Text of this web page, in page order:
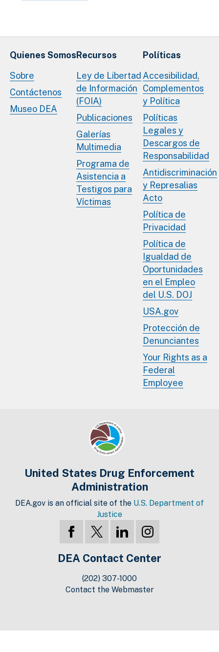
Quienes Somos
Sobre
Contáctenos
Museo DEA
Recursos
Ley de Libertad
de Información
(FOIA)
Publicaciones
Galerías
Multimedia
Programa de
Asistencia a
Testigos para
Víctimas
Políticas
Accesibilidad,
Complementos
y Política
Políticas
Legales y
Descargos de
Responsabilidad
Antidiscriminación
y Represalias
Acto
Política de
Privacidad
Política de
Igualdad de
Oportunidades
en el Empleo
del U.S. DOJ
USA.gov
Protección de
Denunciantes
Your Rights as a
Federal
Employee
United States Drug Enforcement
Administration
DEA.gov is an official site of the U.S. Department of
Justice
DEA Contact Center
(202) 307-1000
Contact the Webmaster